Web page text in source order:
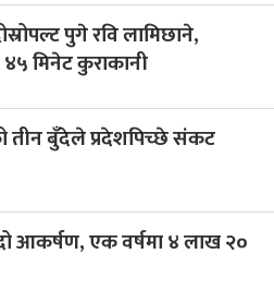
पुगे रवि लामिछाने,
४५ मिनेट कुराकानी
तीन बुँदेले प्रदेशपिच्छे संकट
आकर्षण, एक वर्षमा ४ लाख २०